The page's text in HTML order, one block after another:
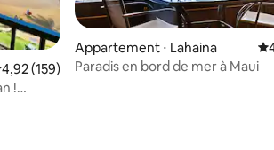
moyenne sur la base de 159
4,92 (159)
!
Appartement ⋅ Lahaina
Paradis en bord de mer à Maui